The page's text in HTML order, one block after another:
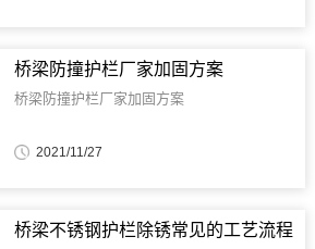
桥梁防撞护栏厂家加固方案
桥梁防撞护栏厂家加固方案
2021/11/27
桥梁不锈钢护栏除锈常见的工艺流程